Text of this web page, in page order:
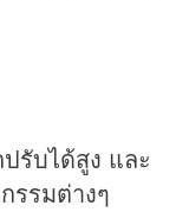
รับได้สูง และ
รรมต่างๆ